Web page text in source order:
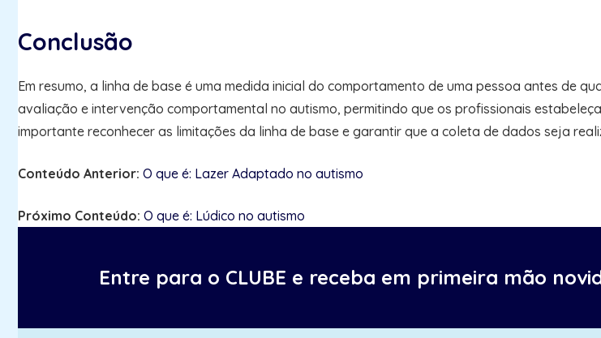
Conclusão
Em resumo, a linha de base é uma medida inicial do comportamento de uma pessoa antes de
avaliação e intervenção comportamental no autismo, permitindo que os profissionais
importante reconhecer as limitações da linha de base e garantir que a coleta de dados seja
Conteúdo Anterior: O que é: Lazer Adaptado no autismo
Próximo Conteúdo: O que é: Lúdico no autismo
Entre para o CLUBE e receba em primeira mão